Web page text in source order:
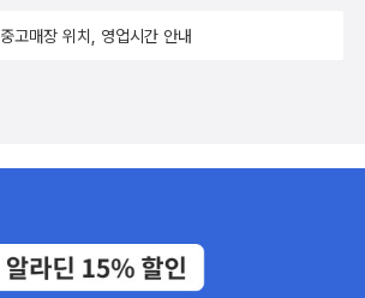
중고매장 위치, 영업시간 안내